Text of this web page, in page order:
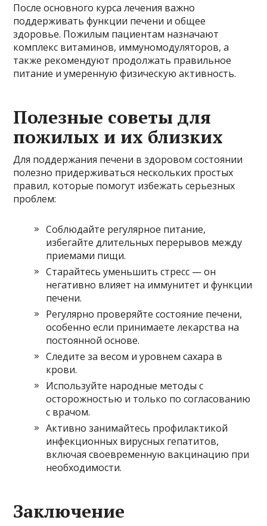
После основного курса лечения важно
поддерживать функции печени и общее
здоровье. Пожилым пациентам назначают
комплекс витаминов, иммуномодуляторов, а
также рекомендуют продолжать правильное
питание и умеренную физическую активность.
Полезные советы для
пожилых и их близких
Для поддержания печени в здоровом состоянии
полезно придерживаться нескольких простых
правил, которые помогут избежать серьезных
проблем:
Соблюдайте регулярное питание,
избегайте длительных перерывов между
приемами пищи.
Старайтесь уменьшить стресс — он
негативно влияет на иммунитет и функции
печени.
Регулярно проверяйте состояние печени,
особенно если принимаете лекарства на
постоянной основе.
Следите за весом и уровнем сахара в
крови.
Используйте народные методы с
осторожностью и только по согласованию
с врачом.
Активно занимайтесь профилактикой
инфекционных вирусных гепатитов,
включая своевременную вакцинацию при
необходимости.
Заключение